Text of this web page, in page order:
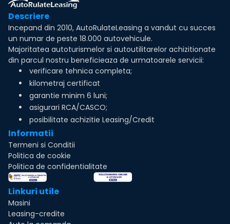
Descriere
Incepand din 2010, AutoRulateLeasing a vandut cu succes
un numar de peste 18.000 autovehicule.
Majoritatea autoturismelor si autoutilitarelor achizitionate
din parcul nostru beneficieaza de urmatoarele servicii:
verificare tehnica completa;
kilometraj certificat
garantie minim 6 luni;
asigurari RCA/CASCO;
posibilitate achizitie Leasing/Credit
Informatii
Termeni si Conditii
Politica de cookie
Politica de confidentialitate
Linkuri utile
Masini
Leasing-credite